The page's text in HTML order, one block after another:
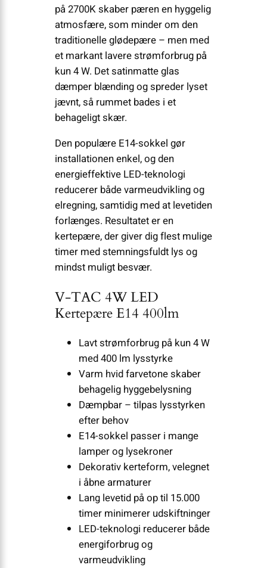
på 2700K skaber pæren en hyggelig
atmosfære, som minder om den
traditionelle glødepære – men med
et markant lavere strømforbrug på
kun 4 W. Det satinmatte glas
dæmper blænding og spreder lyset
jævnt, så rummet bades i et
behageligt skær.
Den populære E14-sokkel gør
installationen enkel, og den
energieffektive LED-teknologi
reducerer både varmeudvikling og
elregning, samtidig med at levetiden
forlænges. Resultatet er en
kertepære, der giver dig flest mulige
timer med stemningsfuldt lys og
mindst muligt besvær.
V-TAC 4W LED
Kertepære E14 400lm
Lavt strømforbrug på kun 4 W
med 400 lm lysstyrke
Varm hvid farvetone skaber
behagelig hyggebelysning
Dæmpbar – tilpas lysstyrken
efter behov
E14-sokkel passer i mange
lamper og lysekroner
Dekorativ kerteform, velegnet
i åbne armaturer
Lang levetid på op til 15.000
timer minimerer udskiftninger
LED-teknologi reducerer både
energiforbrug og
varmeudvikling